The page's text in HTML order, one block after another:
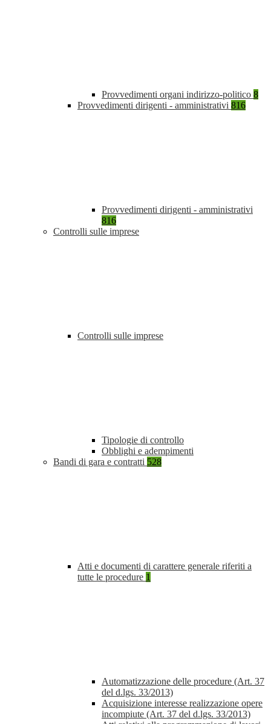
Provvedimenti organi indirizzo-politico 8
Provvedimenti dirigenti - amministrativi 816
Provvedimenti dirigenti - amministrativi
816
Controlli sulle imprese
Controlli sulle imprese
Tipologie di controllo
Obblighi e adempimenti
Bandi di gara e contratti 528
Atti e documenti di carattere generale riferiti a
tutte le procedure 1
Automatizzazione delle procedure (Art. 37
del d.lgs. 33/2013)
Acquisizione interesse realizzazione opere
incompiute (Art. 37 del d.lgs. 33/2013)